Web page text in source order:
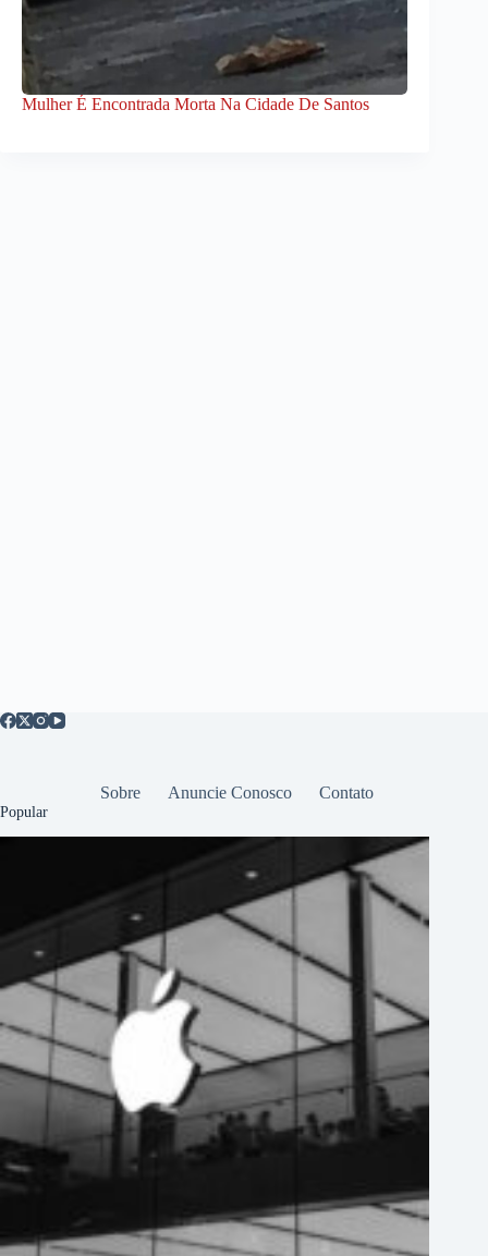
Mulher É Encontrada Morta Na Cidade De Santos
Sobre Anuncie Conosco Contato
Popular